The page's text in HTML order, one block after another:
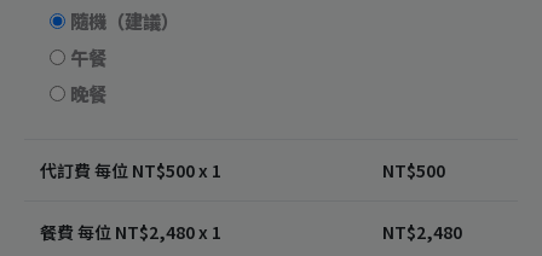
隨機（建議）
午餐
晚餐
代訂費 每位 NT$500x 1 NT$500
餐費 每位 NT$2,480x 1 NT$2,480